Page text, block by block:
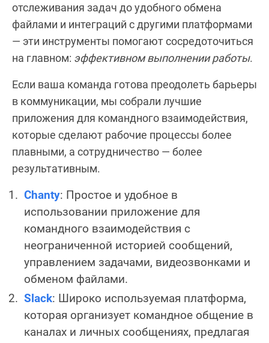
отслеживания задач до удобного обмена
файлами и интеграций с другими платформами
— эти инструменты помогают сосредоточиться
на главном: эффективном выполнении работы.
Если ваша команда готова преодолеть барьеры
в коммуникации, мы собрали лучшие
приложения для командного взаимодействия,
которые сделают рабочие процессы более
плавными, а сотрудничество — более
результативным.
Chanty: Простое и удобное в
использовании приложение для
командного взаимодействия с
неограниченной историей сообщений,
управлением задачами, видеозвонками и
обменом файлами.
Slack: Широко используемая платформа,
которая организует командное общение в
каналах и личных сообщениях, предлагая